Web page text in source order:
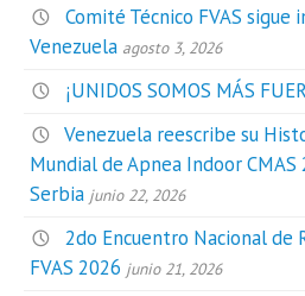
Comité Técnico FVAS sigue
Venezuela agosto 3, 2026
¡UNIDOS SOMOS MÁS
Venezuela reescribe su
Mundial de Apnea Indoor CMAS
Serbia junio 22, 2026
2do Encuentro Nacional de
FVAS 2026 junio 21, 2026